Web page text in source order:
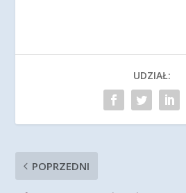
UDZIAŁ:
POPRZEDNI